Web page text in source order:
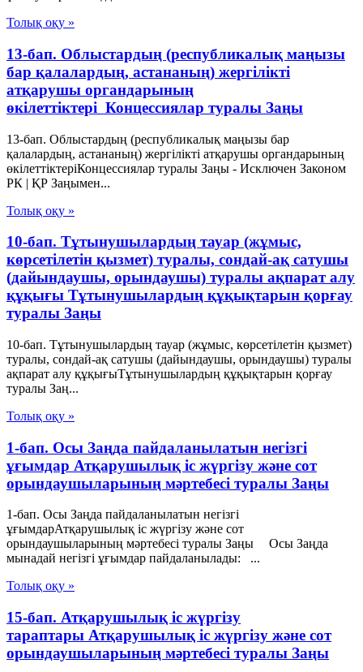
Толық оқу »
13-бап. Облыстардың (республикалық маңызы
бар қалалардың, астананың) жергiлiктi
атқарушы органдарының
өкiлеттiктерi Концессиялар туралы Заңы
13-бап. Облыстардың (республикалық маңызы бар
қалалардың, астананың) жергiлiктi атқарушы органдарының
өкiлеттiктерiКонцессиялар туралы Заңы - Исключен Законом
РК | ҚР Заңымен...
Толық оқу »
10-бап. Тұтынушылардың тауар (жұмыс,
көрсетілетін қызмет) туралы, сондай-ақ сатушы
(дайындаушы, орындаушы) туралы ақпарат алу
құқығы Тұтынушылардың құқықтарын қорғау
туралы Заңы
10-бап. Тұтынушылардың тауар (жұмыс, көрсетілетін қызмет)
туралы, сондай-ақ сатушы (дайындаушы, орындаушы) туралы
ақпарат алу құқығыТұтынушылардың құқықтарын қорғау
туралы Заң...
Толық оқу »
1-бап. Осы Заңда пайдаланылатын негізгі
ұғымдар Атқарушылық iс жүргiзу және сот
орындаушыларының мәртебесi туралы Заңы
1-бап. Осы Заңда пайдаланылатын негізгі
ұғымдарАтқарушылық iс жүргiзу және сот
орындаушыларының мәртебесi туралы Заңы Осы Заңда
мынадай негізгі ұғымдар пайдаланылады: ...
Толық оқу »
15-бап. Атқарушылық iс жүргiзу
тараптары Атқарушылық iс жүргiзу және сот
орындаушыларының мәртебесi туралы Заңы